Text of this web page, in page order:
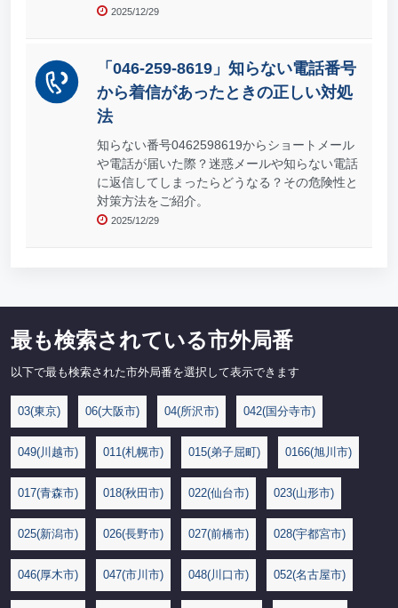
2025/12/29
「046-259-8619」知らない電話番号
から着信があったときの正しい対処
法
知らない番号0462598619からショートメール
や電話が届いた際？迷惑メールや知らない電話
に返信してしまったらどうなる？その危険性と
対策方法をご紹介。
2025/12/29
最も検索されている市外局番
以下で最も検索された市外局番を選択して表示できます
03(東京) 06(大阪市) 04(所沢市) 042(国分寺市)
049(川越市) 011(札幌市) 015(弟子屈町) 0166(旭川市)
017(青森市) 018(秋田市) 022(仙台市) 023(山形市)
025(新潟市) 026(長野市) 027(前橋市) 028(宇都宮市)
046(厚木市) 047(市川市) 048(川口市) 052(名古屋市)